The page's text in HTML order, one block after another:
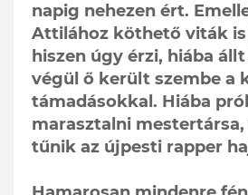
napig nehezen ért.
Attilához köthető viták
hiszen úgy érzi, hiába
végül ő került szembe a
támadásokkal. Hiába
marasztalni mestertársa,
tűnik az újpesti rapper